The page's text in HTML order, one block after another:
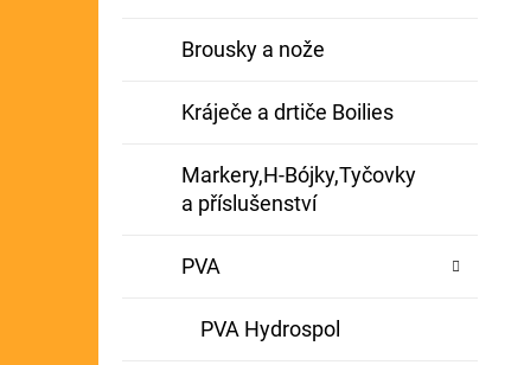
Brousky a nože
Kráječe a drtiče Boilies
Markery,H-Bójky,Tyčovky
a příslušenství
PVA
PVA Hydrospol